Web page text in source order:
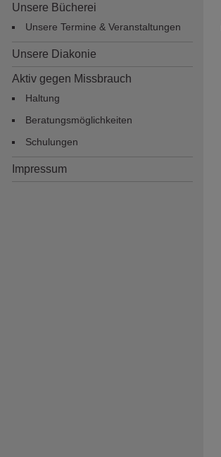
Unsere Bücherei
Unsere Termine & Veranstaltungen
Unsere Diakonie
Aktiv gegen Missbrauch
Haltung
Beratungsmöglichkeiten
Schulungen
Impressum